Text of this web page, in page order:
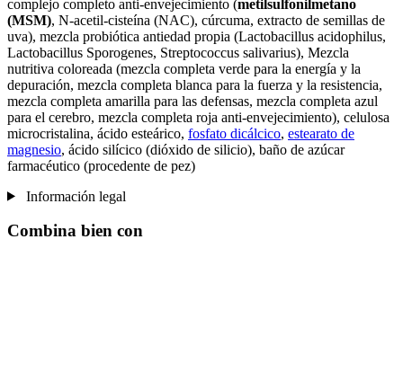
complejo completo anti-envejecimiento (metilsulfonilmetano
(MSM), N-acetil-cisteína (NAC), cúrcuma, extracto de semillas de
uva), mezcla probiótica antiedad propia (Lactobacillus acidophilus,
Lactobacillus Sporogenes, Streptococcus salivarius), Mezcla
nutritiva coloreada (mezcla completa verde para la energía y la
depuración, mezcla completa blanca para la fuerza y ​​la resistencia,
mezcla completa amarilla para las defensas, mezcla completa azul
para el cerebro, mezcla completa roja anti-envejecimiento), celulosa
microcristalina, ácido esteárico, fosfato dicálcico, estearato de
magnesio, ácido silícico (dióxido de silicio), baño de azúcar
farmacéutico (procedente de pez)
Información legal
Combina bien con